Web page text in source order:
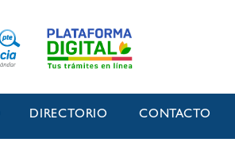
DIRECTORIO CONTACTO